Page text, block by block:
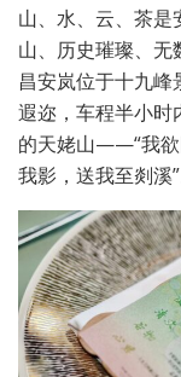
山、水、云、茶
山、历史璀璨、
昌安岚位于十九
遐迩，车程半小时
的天姥山——“我欲
我影，送我至剡溪”